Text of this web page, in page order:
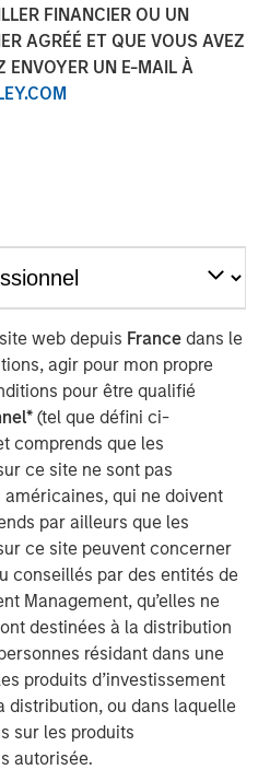
FINANCIER OU UN
AGRÉÉ ET QUE VOUS AVEZ
ENVOYER UN E-MAIL À
web depuis France dans le
agir pour mon propre
pour être qualifié
(tel que défini ci-
comprends que les
ce site ne sont pas
qui ne doivent
par ailleurs que les
ce site peuvent concerner
conseillés par des entités de
Management, qu’elles ne
destinées à la distribution
résidant dans une
produits d’investissement
distribution, ou dans laquelle
sur les produits
autorisée.
recapitalization for
for the live media and
strategic transaction will
balance sheet and further
software and integrated
of the most advanced cloud-
industry.
the future of live
streamlined workflows
Universe (GVMU), which
platform (AMPP),
significant advantages with
hybrid or cloud native
recapitalization, Grass
across the combined
and software solutions,
its leadership across
and playout